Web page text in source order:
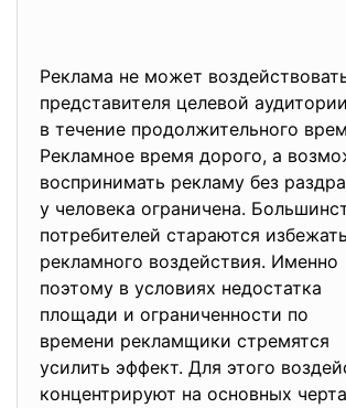
Реклама не может
представителя целевой аудитории
в течение продолжительного
Рекламное время дорого, а
воспринимать рекламу без
у человека ограничена.
потребителей стараются избежать
рекламного воздействия. Именно
поэтому в условиях недостатка
площади и ограниченности по
времени рекламщики стремятся
усилить эффект. Для этого
концентрируют на основных